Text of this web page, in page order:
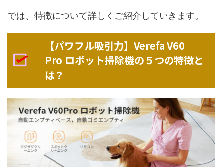
では、特徴について詳しくご紹介していきます。
【パワフル吸引力】Verefa V60
Pro ロボット掃除機の５つの特徴と
は？